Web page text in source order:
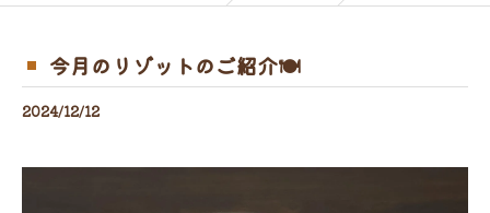
今月のリゾットのご紹介🍽
2024/12/12